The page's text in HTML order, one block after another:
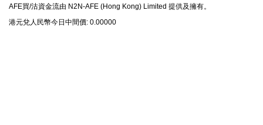
AFE買/沽資金流由 N2N-AFE (Hong Kong) Limited 提供及擁有。
港元兌⼈⺠幣今⽇中間價: 0.00000